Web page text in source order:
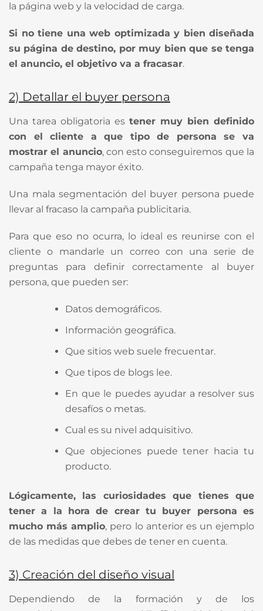
la página web y la velocidad de carga.
Si no tiene una web optimizada y bien diseñada
su página de destino, por muy bien que se tenga
el anuncio, el objetivo va a fracasar.
2) Detallar el buyer persona
Una tarea obligatoria es tener muy bien definido
con el cliente a que tipo de persona se va
mostrar el anuncio, con esto conseguiremos que la
campaña tenga mayor éxito.
Una mala segmentación del buyer persona puede
llevar al fracaso la campaña publicitaria.
Para que eso no ocurra, lo ideal es reunirse con el
cliente o mandarle un correo con una serie de
preguntas para definir correctamente al buyer
persona, que pueden ser:
Datos demográficos.
Información geográfica.
Que sitios web suele frecuentar.
Que tipos de blogs lee.
En que le puedes ayudar a resolver sus
desafíos o metas.
Cual es su nivel adquisitivo.
Que objeciones puede tener hacia tu
producto.
Lógicamente, las curiosidades que tienes que
tener a la hora de crear tu buyer persona es
mucho más amplio, pero lo anterior es un ejemplo
de las medidas que debes de tener en cuenta.
3) Creación del diseño visual
Dependiendo de la formación y de los